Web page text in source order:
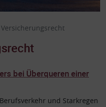
Versicherungsrecht
bei Überqueren einer
und Starkregen